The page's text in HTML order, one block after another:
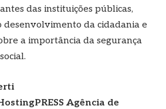
das instituições públicas,
da cidadania e
a importância da segurança
Agência de